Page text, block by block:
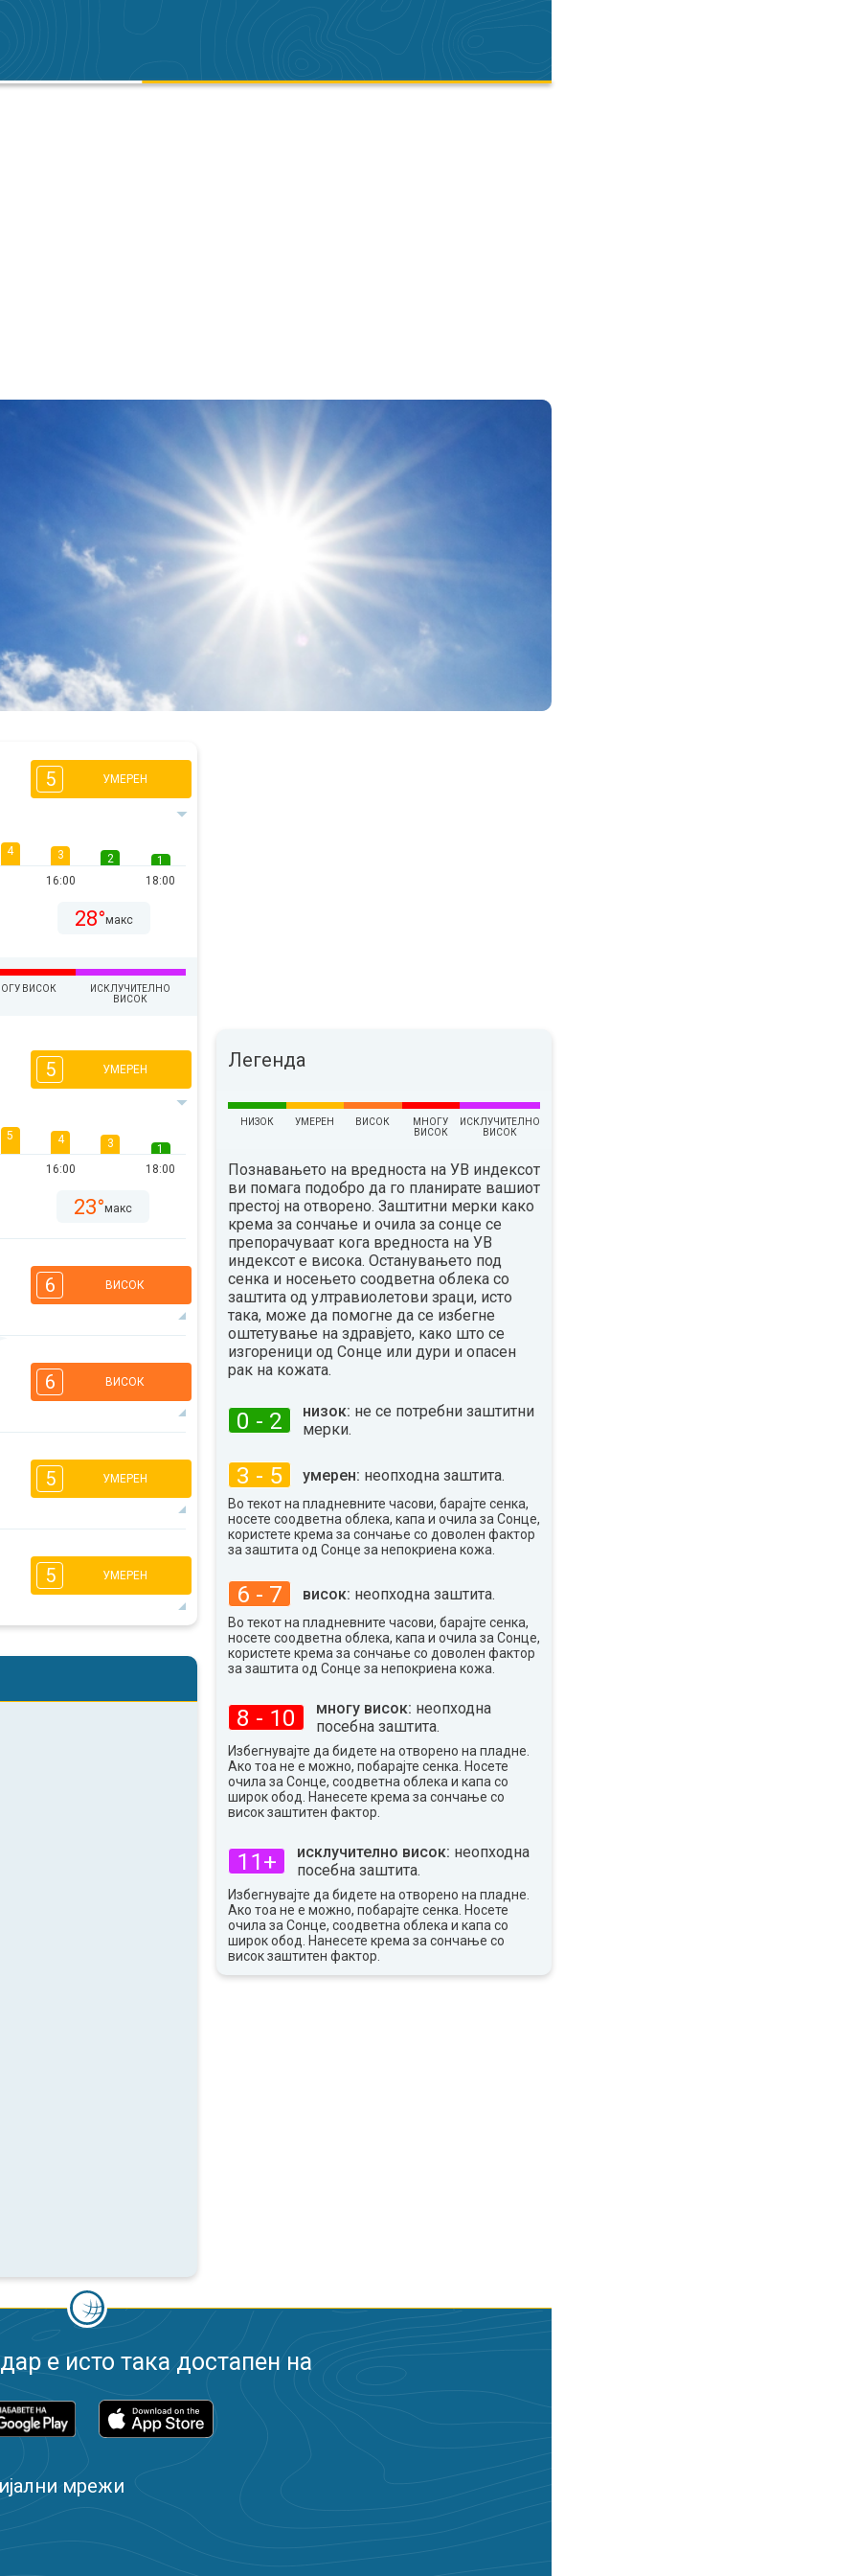
5 УМЕРЕН
4
3
16:00
2
1
18:00
28°макс
ВИСОК
ИСКЛУЧИТЕЛНО
ВИСОК
5 УМЕРЕН
5 4
16:00
3
1
18:00
23°макс
6 ВИСОК
16:00
3
22°
6 ВИСОК
16:00
2
18:00
26°
5 УМЕРЕН
16:00
2
2
18:00
5 УМЕРЕН
2
2
Легенда
НИЗОК УМЕРЕН ВИСОК
МНОГУ
ВИСОК
ИСКЛУЧИТЕЛНО
ВИСОК
Познавањето на вредноста на УВ индексот
ви помага подобро да го планирате вашиот
престој на отворено. Заштитни мерки како
крема за сончање и очила за сонце се
препорачуваат кога вредноста на УВ
индексот е висока. Останувањето под
сенка и носењето соодветна облека со
заштита од ултравиолетови зраци, исто
така, може да помогне да се избегне
оштетување на здравјето, како што се
изгореници од Сонце или дури и опасен
рак на кожата.
0 - 2 низок: не се потребни заштитни
мерки.
3 - 5 умерен: неопходна заштита.
Во текот на пладневните часови, барајте сенка,
носете соодветна облека, капа и очила за Сонце,
користете крема за сончање со доволен фактор
за заштита од Сонце за непокриена кожа.
6 - 7 висок: неопходна заштита.
Во текот на пладневните часови, барајте сенка,
носете соодветна облека, капа и очила за Сонце,
користете крема за сончање со доволен фактор
за заштита од Сонце за непокриена кожа.
8 - 10 многу висок: неопходна
посебна заштита.
Избегнувајте да бидете на отворено на пладне.
Ако тоа не е можно, побарајте сенка. Носете
очила за Сонце, соодветна облека и капа со
широк обод. Нанесете крема за сончање со
висок заштитен фактор.
11+ исклучително висок: неопходна
посебна заштита.
Избегнувајте да бидете на отворено на пладне.
Ако тоа не е можно, побарајте сенка. Носете
очила за Сонце, соодветна облека и капа со
широк обод. Нанесете крема за сончање со
висок заштитен фактор.
е исто така достапен на
мрежи